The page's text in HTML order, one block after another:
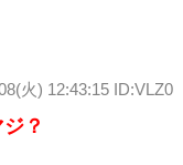
火) 12:43:15 ID:VLZ0
？